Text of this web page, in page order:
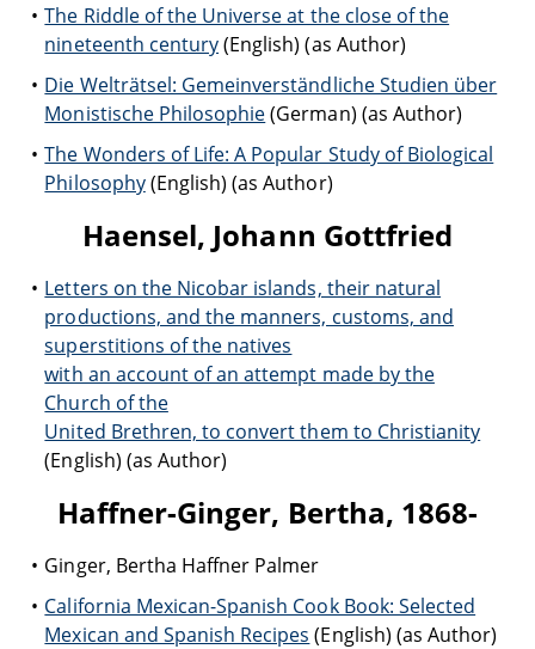
The Riddle of the Universe at the close of the
nineteenth century(English) (as Author)
Die Welträtsel: Gemeinverständliche Studien über
Monistische Philosophie(German) (as Author)
The Wonders of Life: A Popular Study of Biological
Philosophy(English) (as Author)
Haensel, Johann Gottfried
Letters on the Nicobar islands, their natural
productions, and the manners, customs, and
superstitions of the natives
with an account of an attempt made by the
Church of the
United Brethren, to convert them to Christianity
(English) (as Author)
Haffner-Ginger, Bertha, 1868-
Ginger, Bertha Haffner Palmer
California Mexican-Spanish Cook Book: Selected
Mexican and Spanish Recipes (English) (as Author)